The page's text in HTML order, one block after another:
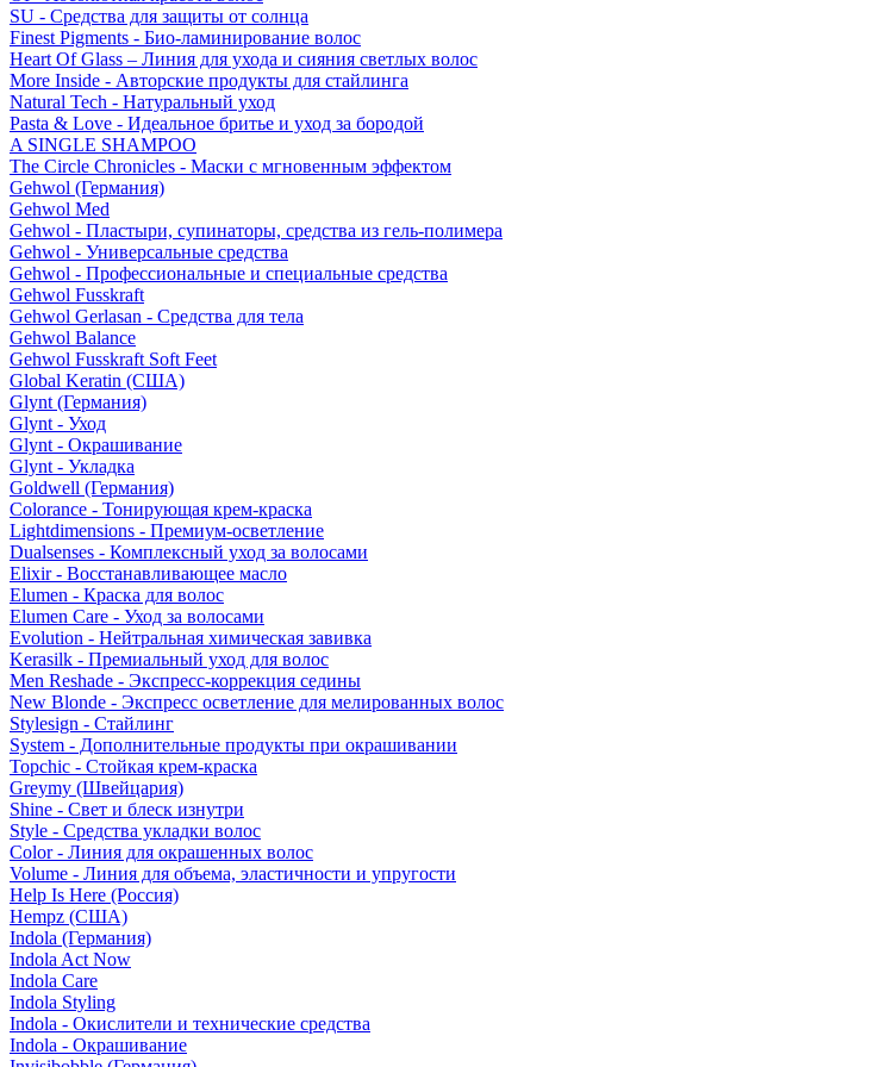
SU - Средства для защиты от солнца
Finest Pigments - Био-ламинирование волос
Heart Of Glass – Линия для ухода и сияния светлых волос
More Inside - Авторские продукты для стайлинга
Natural Tech - Натуральный уход
Pasta & Love - Идеальное бритье и уход за бородой
A SINGLE SHAMPOO
The Circle Chronicles - Маски с мгновенным эффектом
Gehwol (Германия)
Gehwol Med
Gehwol - Пластыри, супинаторы, средства из гель-полимера
Gehwol - Универсальные средства
Gehwol - Профессиональные и специальные средства
Gehwol Fusskraft
Gehwol Gerlasan - Средства для тела
Gehwol Balance
Gehwol Fusskraft Soft Feet
Global Keratin (США)
Glynt (Германия)
Glynt - Уход
Glynt - Окрашивание
Glynt - Укладка
Goldwell (Германия)
Colorance - Тонирующая крем-краска
Lightdimensions - Премиум-осветление
Dualsenses - Комплексный уход за волосами
Elixir - Восстанавливающее масло
Elumen - Краска для волос
Elumen Care - Уход за волосами
Evolution - Нейтральная химическая завивка
Kerasilk - Премиальный уход для волос
Men Reshade - Экспресс-коррекция седины
New Blonde - Экспресс осветление для мелированных волос
Stylesign - Стайлинг
System - Дополнительные продукты при окрашивании
Topchic - Стойкая крем-краска
Greymy (Швейцария)
Shine - Свет и блеск изнутри
Style - Средства укладки волос
Color - Линия для окрашенных волос
Volume - Линия для объема, эластичности и упругости
Help Is Here (Россия)
Hempz (США)
Indola (Германия)
Indola Act Now
Indola Care
Indola Styling
Indola - Окислители и технические средства
Indola - Окрашивание